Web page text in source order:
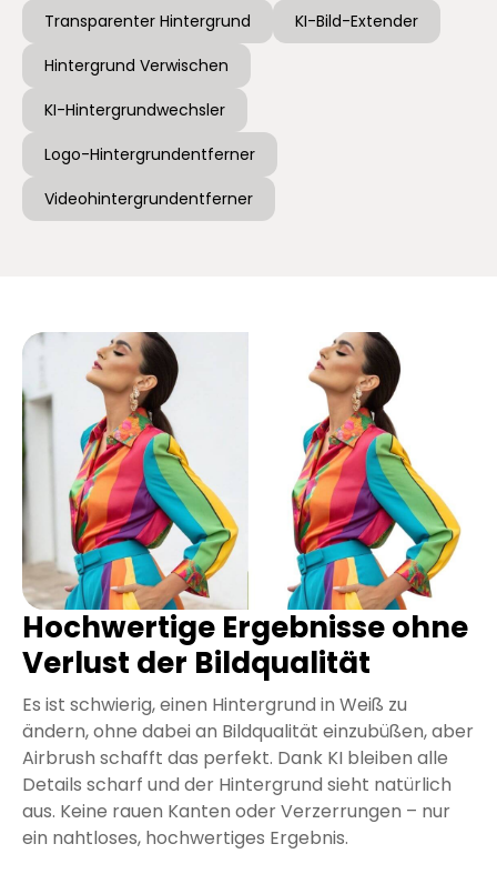
Transparenter Hintergrund
KI-Bild-Extender
Hintergrund Verwischen
KI-Hintergrundwechsler
Logo-Hintergrundentferner
Videohintergrundentferner
Hochwertige Ergebnisse ohne
Verlust der Bildqualität
Es ist schwierig, einen Hintergrund in Weiß zu
ändern, ohne dabei an Bildqualität einzubüßen, aber
Airbrush schafft das perfekt. Dank KI bleiben alle
Details scharf und der Hintergrund sieht natürlich
aus. Keine rauen Kanten oder Verzerrungen – nur
ein nahtloses, hochwertiges Ergebnis.